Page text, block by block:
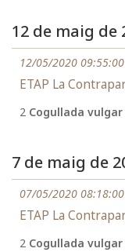
12 de maig de
12/05/2020 09:55:00
ETAP La
2 Cogullada vulgar
7 de maig de
07/05/2020 08:18:00
ETAP La
2 Cogullada vulgar